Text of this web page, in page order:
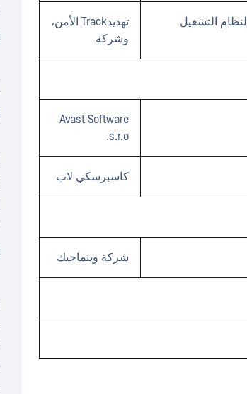
عامل أمان Endpoint VIPRE Endpoint Security Agent 12.x لنظام التشغيل
تهديدTrack الأمن،
وشركة
Avast Software
s.r.o.
كاسبرسكي لاب
شركة وينماجيك